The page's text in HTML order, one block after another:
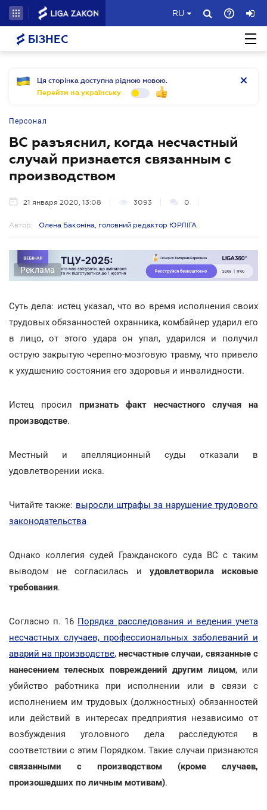
RU
БІЗНЕС
Ця сторінка доступна рідною мовою.
Перейти на українську
Персонал
ВС разъяснил, когда несчастный
случай признается связанным с
производством
21 января 2020, 13:08 3093 0
Автор: Олена Баконіна, головний редактор ЮРЛІГА
Реклама
Суть дела: истец указал, что во время исполнения своих
трудовых обязанностей охранника, комбайнер ударил его
в лицо, от этого удара он упал, ударился и получил
острую закрытую черепно-мозговую травму, что привело
к ухудшению состояния его здоровья и инвалидности.
Истец просил признать факт несчастного случая на
производстве.
Местный и апелляционный суды отказали в
удовлетворении иска.
Читайте также: выросли штрафы за нарушение трудового
законодательства
Однако коллегия судей Гражданского суда ВС с таким
выводом не согласилась и удовлетворила исковые
требования.
Согласно п. 16 Порядка расследования и ведения учета
несчастных случаев, профессиональных заболеваний и
аварий на производстве, несчастные случаи, связанные с
нанесением телесных повреждений другим лицом, или
убийство работника при исполнении или в связи с
исполнением им трудовых (должностных) обязанностей
или действий в интересах предприятия независимо от
возбуждения уголовного дела расследуются в
соответствии с этим Порядком. Такие случаи признаются
связанными с производством (кроме случаев,
произошедших по личным мотивам).